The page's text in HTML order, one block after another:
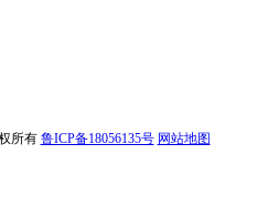
所有 鲁ICP备18056135号 网站地图